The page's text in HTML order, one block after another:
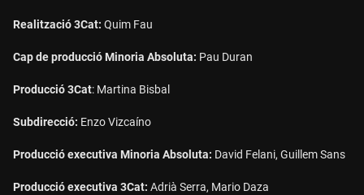
Realització 3Cat: Quim Fau
Cap de producció Minoria Absoluta: Pau Duran
Producció 3Cat: Martina Bisbal
Subdirecció: Enzo Vizcaíno
Producció executiva Minoria Absoluta: David Felani, Guillem Sans
Producció executiva 3Cat: Adrià Serra, Mario Daza